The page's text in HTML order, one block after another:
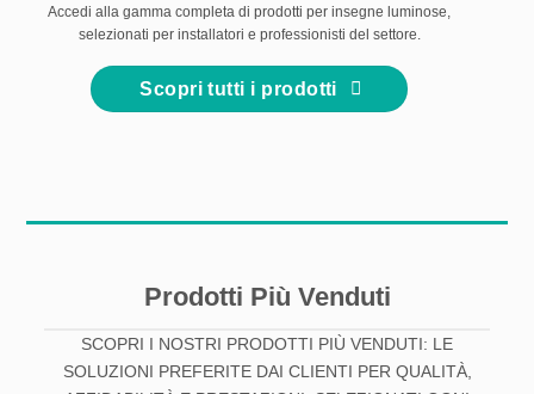
Accedi alla gamma completa di prodotti per insegne luminose,
selezionati per installatori e professionisti del settore.
Scopri tutti i prodotti
Prodotti Più Venduti
SCOPRI I NOSTRI PRODOTTI PIÙ VENDUTI: LE
SOLUZIONI PREFERITE DAI CLIENTI PER QUALITÀ,